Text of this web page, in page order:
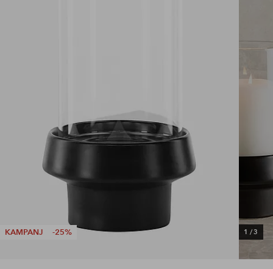
KAMPANJ -25% 1 /3